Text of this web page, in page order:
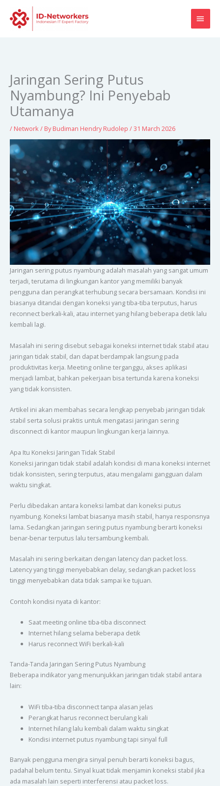
content
Jaringan Sering Putus
Nyambung? Ini Penyebab
Utamanya
/ Network/ ByBudiman Hendry Rudolep /31 March 2026
Jaringan sering putus nyambung adalah masalah yang sangat umum
terjadi, terutama di lingkungan kantor yang memiliki banyak
pengguna dan perangkat terhubung secara bersamaan. Kondisi ini
biasanya ditandai dengan koneksi yang tiba-tiba terputus, harus
reconnect berkali-kali, atau internet yang hilang beberapa detik lalu
kembali lagi.
Masalah ini sering disebut sebagai koneksi internet tidak stabil atau
jaringan tidak stabil, dan dapat berdampak langsung pada
produktivitas kerja. Meeting online terganggu, akses aplikasi
menjadi lambat, bahkan pekerjaan bisa tertunda karena koneksi
yang tidak konsisten.
Artikel ini akan membahas secara lengkap penyebab jaringan tidak
stabil serta solusi praktis untuk mengatasi jaringan sering
disconnect di kantor maupun lingkungan kerja lainnya.
Apa Itu Koneksi Jaringan Tidak Stabil
Koneksi jaringan tidak stabil adalah kondisi di mana koneksi internet
tidak konsisten, sering terputus, atau mengalami gangguan dalam
waktu singkat.
Perlu dibedakan antara koneksi lambat dan koneksi putus
nyambung. Koneksi lambat biasanya masih stabil, hanya responsnya
lama. Sedangkan jaringan sering putus nyambung berarti koneksi
benar-benar terputus lalu tersambung kembali.
Masalah ini sering berkaitan dengan latency dan packet loss.
Latency yang tinggi menyebabkan delay, sedangkan packet loss
tinggi menyebabkan data tidak sampai ke tujuan.
Contoh kondisi nyata di kantor:
Saat meeting online tiba-tiba disconnect
Internet hilang selama beberapa detik
Harus reconnect WiFi berkali-kali
Tanda-Tanda Jaringan Sering Putus Nyambung
Beberapa indikator yang menunjukkan jaringan tidak stabil antara
lain:
WiFi tiba-tiba disconnect tanpa alasan jelas
Perangkat harus reconnect berulang kali
Internet hilang lalu kembali dalam waktu singkat
Kondisi internet putus nyambung tapi sinyal full
Banyak pengguna mengira sinyal penuh berarti koneksi bagus,
padahal belum tentu. Sinyal kuat tidak menjamin koneksi stabil jika
ada masalah lain seperti interferensi atau packet loss.